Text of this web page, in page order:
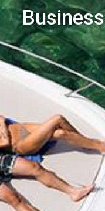
Business